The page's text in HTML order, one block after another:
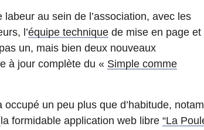
au sein de l’association, avec les
l’équipe techniquede mise en page et
un, mais bien deux nouveaux
à jour complète du « Simple comme
un peu plus que d’habitude,
formidable application web libre “La